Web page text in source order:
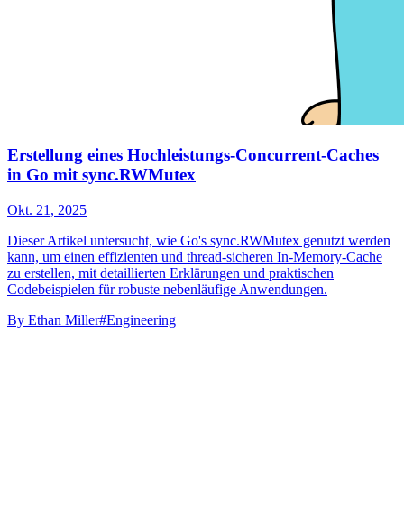
Erstellung eines Hochleistungs-Concurrent-Caches
in Go mit sync.RWMutex
Okt. 21, 2025
Dieser Artikel untersucht, wie Go's sync.RWMutex genutzt werden
kann, um einen effizienten und thread-sicheren In-Memory-Cache
zu erstellen, mit detaillierten Erklärungen und praktischen
Codebeispielen für robuste nebenläufige Anwendungen.
By Ethan Miller#Engineering